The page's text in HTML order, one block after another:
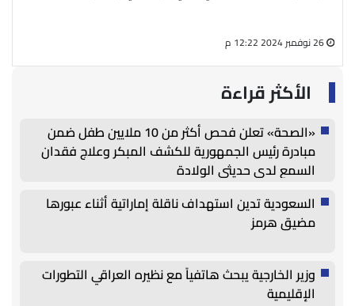
الأكثر قراءة
«الصحة» تعلن فحص أكثر من 10 ملايين طفل ضمن
مبادرة رئيس الجمهورية للكشف المبكر وعلاج فقدان
السمع لدى حديثي الولادة
السعودية تدين استهداف ناقلة إماراتية أثناء عبورها
مضيق هرمز
وزير الخارجية يبحث هاتفياً مع نظيره العراقي التطورات
الإقليمية